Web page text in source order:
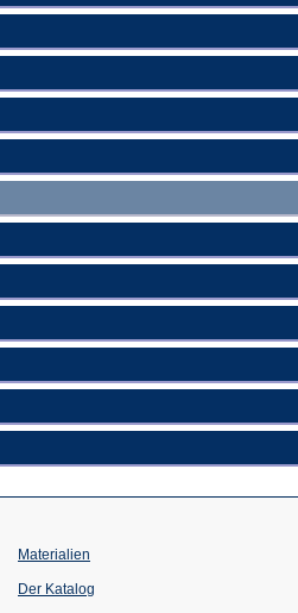
Materialien
Der Katalog